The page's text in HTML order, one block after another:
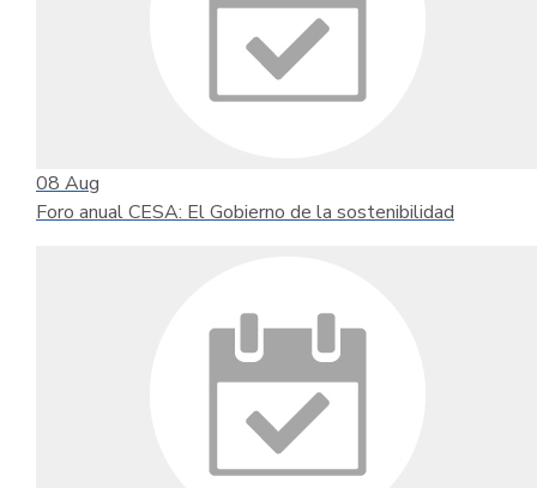
08 Aug
Foro anual CESA: El Gobierno de la sostenibilidad